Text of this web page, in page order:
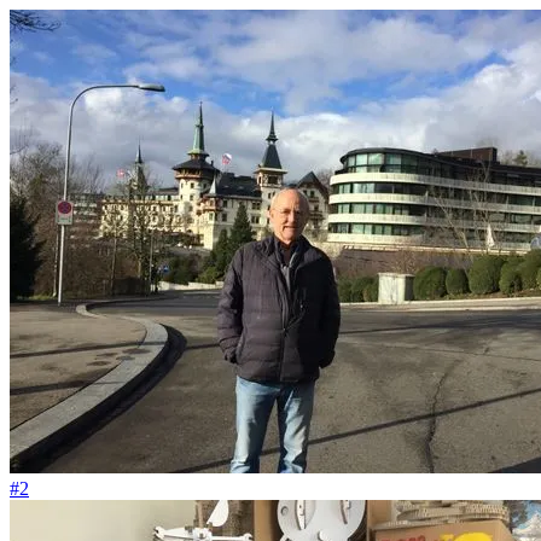
#23
Wer kann schon sagen, er habe einmal einen Bahnhof gebaut?
#2